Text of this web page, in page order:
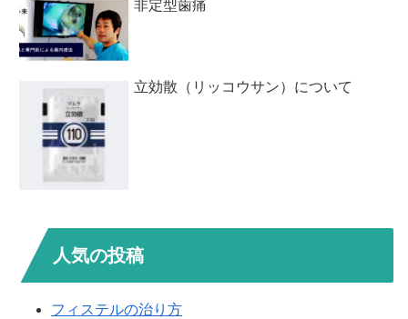
非定型歯痛
立効散（リッコウサン）について
人気の投稿
フィステルの治り方